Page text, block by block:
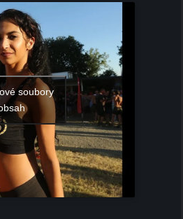
soubory